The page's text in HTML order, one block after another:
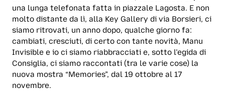
una lunga telefonata fatta in piazzale Lagosta. E non
molto distante da lì, alla Key Gallery di via Borsieri, ci
siamo ritrovati, un anno dopo, qualche giorno fa:
cambiati, cresciuti, di certo con tante novità, Manu
Invisible e io ci siamo riabbracciati e, sotto l’egida di
Consiglia, ci siamo raccontati (tra le varie cose) la
nuova mostra “Memories”, dal 19 ottobre al 17
novembre.